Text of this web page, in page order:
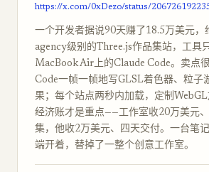
https://x.com/0xDezo/status/
一个开发者据说90天赚了18.5万美元，
agency级别的Three.js作品集站，工具
MacBook Air上的Claude Code。卖点
Code一帧一帧地写GLSL着色器、粒子
果；每个站点两秒内加载，定制WebGL
经济账才是重点——工作室收20万美元
集，他收2万美元、四天交付。一台笔
端开着，替掉了一整个创意工作室。